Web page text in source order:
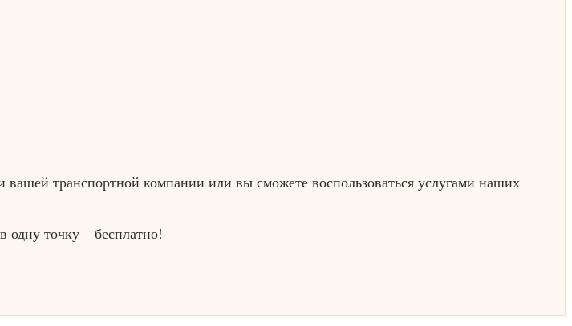
транспортной компании или вы сможете воспользоваться услугами наших
точку – бесплатно!